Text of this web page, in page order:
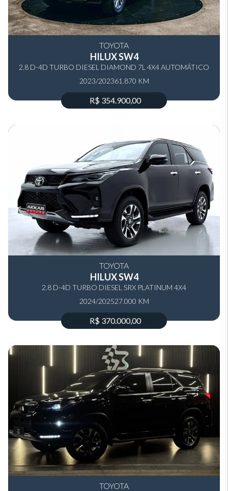
TOYOTA
HILUX SW4
2.8 D-4D TURBO DIESEL DIAMOND 7L 4X4 AUTOMÁTICO
2023/202361.870 KM
R$ 354.900,00
TOYOTA
HILUX SW4
2.8 D-4D TURBO DIESEL SRX PLATINUM 4X4
AUTOMÁTICO
2024/202527.000 KM
R$ 370.000,00
TOYOTA